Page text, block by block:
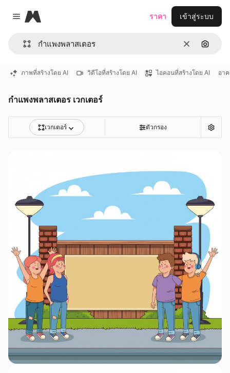
Close menu
Magnific
ชัดเจนค้นหา
ราคา เข้าสู่ระบบ
ภาพที่สร้างโดย AI วิดีโอที่สร้างโดย AI ไอคอนที่สร้างโดย AI อา
กําแพงพลาสเตอร เวกเตอร์
เวกเตอร์ ตัวกรอง